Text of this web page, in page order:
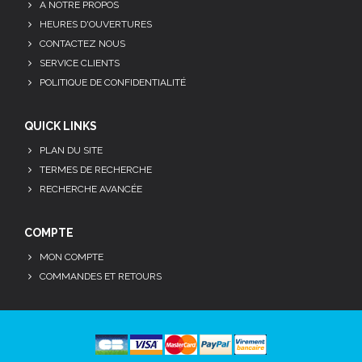
A NOTRE PROPOS
HEURES D'OUVERTURES
CONTACTEZ NOUS
SERVICE CLIENTS
POLITIQUE DE CONFIDENTIALITÉ
QUICK LINKS
PLAN DU SITE
TERMES DE RECHERCHE
RECHERCHE AVANCÉE
COMPTE
MON COMPTE
COMMANDES ET RETOURS